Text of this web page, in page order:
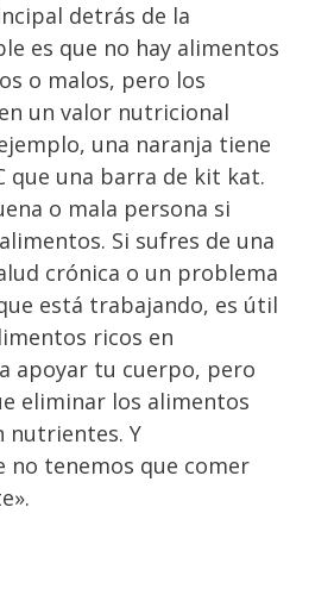
detrás de la
es que no hay alimentos
o malos, pero los
un valor nutricional
una naranja tiene
que una barra de kit kat.
o mala persona si
Si sufres de una
crónica o un problema
está trabajando, es útil
ricos en
apoyar tu cuerpo, pero
eliminar los alimentos
nutrientes. Y
no tenemos que comer